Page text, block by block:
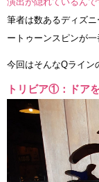
筆者は数あるディズ
ートゥーンスピンが一
今回はそんなQライン
トリビア①：ドア